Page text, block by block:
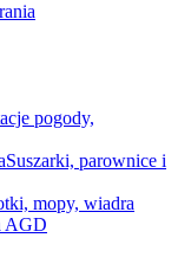
pogody,
Suszarki, parownice i
mopy, wiadra
AGD